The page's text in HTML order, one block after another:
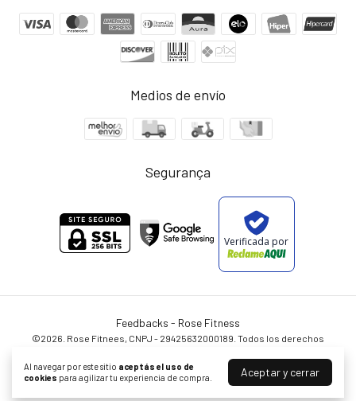
Al navegar por este sitio aceptás el uso de
cookies para agilizar tu experiencia de compra. Aceptar y cerrar
Medios de envío
Segurança
Verificada por
Feedbacks - Rose Fitness
©2026. Rose Fitnees, CNPJ - 29425632000189. Todos los derechos